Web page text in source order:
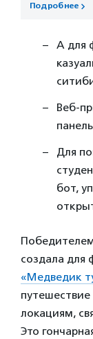
Подробнее
А для
Веб-
Для
бот,
создала для
«Медведик
локациям,
Это